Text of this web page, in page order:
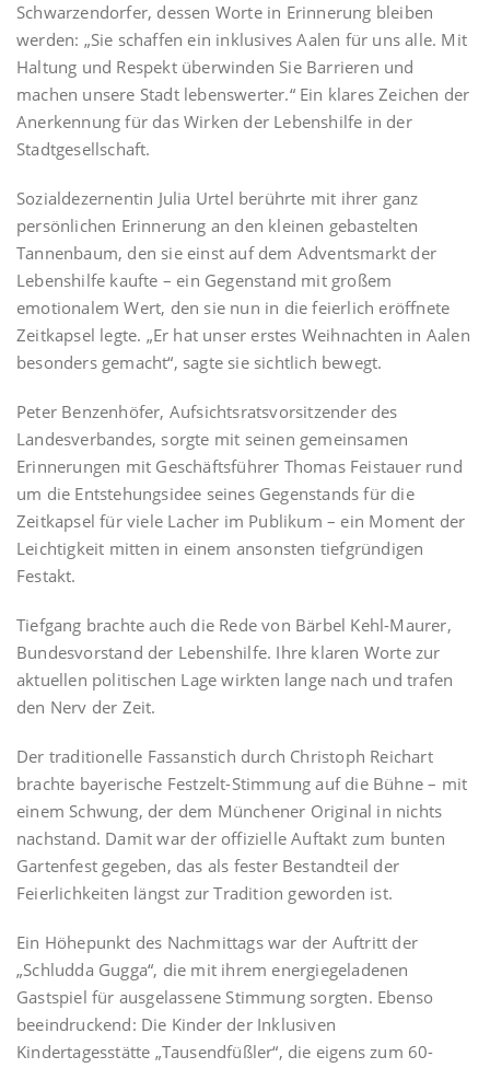
Schwarzendorfer, dessen Worte in Erinnerung bleiben
werden: „Sie schaffen ein inklusives Aalen für uns alle. Mit
Haltung und Respekt überwinden Sie Barrieren und
machen unsere Stadt lebenswerter.“ Ein klares Zeichen der
Anerkennung für das Wirken der Lebenshilfe in der
Stadtgesellschaft.
Sozialdezernentin Julia Urtel berührte mit ihrer ganz
persönlichen Erinnerung an den kleinen gebastelten
Tannenbaum, den sie einst auf dem Adventsmarkt der
Lebenshilfe kaufte – ein Gegenstand mit großem
emotionalem Wert, den sie nun in die feierlich eröffnete
Zeitkapsel legte. „Er hat unser erstes Weihnachten in Aalen
besonders gemacht“, sagte sie sichtlich bewegt.
Peter Benzenhöfer, Aufsichtsratsvorsitzender des
Landesverbandes, sorgte mit seinen gemeinsamen
Erinnerungen mit Geschäftsführer Thomas Feistauer rund
um die Entstehungsidee seines Gegenstands für die
Zeitkapsel für viele Lacher im Publikum – ein Moment der
Leichtigkeit mitten in einem ansonsten tiefgründigen
Festakt.
Tiefgang brachte auch die Rede von Bärbel Kehl-Maurer,
Bundesvorstand der Lebenshilfe. Ihre klaren Worte zur
aktuellen politischen Lage wirkten lange nach und trafen
den Nerv der Zeit.
Der traditionelle Fassanstich durch Christoph Reichart
brachte bayerische Festzelt-Stimmung auf die Bühne – mit
einem Schwung, der dem Münchener Original in nichts
nachstand. Damit war der offizielle Auftakt zum bunten
Gartenfest gegeben, das als fester Bestandteil der
Feierlichkeiten längst zur Tradition geworden ist.
Ein Höhepunkt des Nachmittags war der Auftritt der
„Schludda Gugga“, die mit ihrem energiegeladenen
Gastspiel für ausgelassene Stimmung sorgten. Ebenso
beeindruckend: Die Kinder der Inklusiven
Kindertagesstätte „Tausendfüßler“, die eigens zum 60-